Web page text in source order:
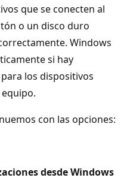
que se conecten al
o un disco duro
Windows
si hay
los dispositivos
con las opciones:
desde Windows